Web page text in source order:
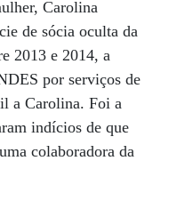
Carolina
de sócia oculta da
2013 e 2014, a
por serviços de
a Carolina. Foi a
indícios de que
colaboradora da